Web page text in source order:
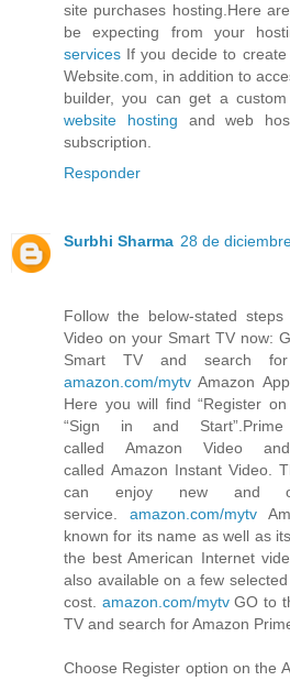
site purchases hosting.Here
be expecting from your
services If you decide to
Website.com, in addition to
builder, you can get a
website hosting and web
subscription.
Responder
Surbhi Sharma 28 de
Follow the below-stated
Video on your Smart TV now:
Smart TV and search for
amazon.com/mytv Amazon
Here you will find “Register
“Sign in and
called Amazon Video
called Amazon Instant Video.
can enjoy new and
service. amazon.com/mytv
known for its name as well as
the best American Internet
also available on a few
cost. amazon.com/mytvGO to
TV and search for Amazon
Choose Register option on the